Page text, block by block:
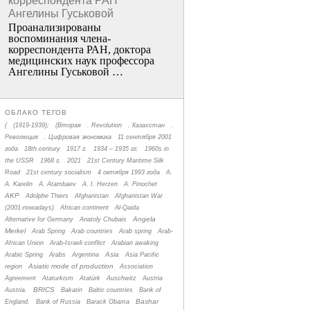
Ангелины Гуськовой
Проанализированы
воспоминания члена­
корреспондента РАН, доктора
медицинских наук профессора
Ангелины Гуськовой …
ОБЛАКО ТЕГОВ
( (1919-1939); (Вторая . Revolution . Казахстан
.
Революция
. Цифровая экономика
11 сентября 2001
года
18th century 1917 г. 1934 – 1935 гг.
1960s in
the USSR
1968 г. 2021
21st Century Maritime Silk
Road
21st century socialism 4 октября 1993 года
A.
A. Karelin
A. Atambaev A. I. Herzen A. Pinochet
AKP Adolphe Thiers Afghanistan
Afghanistan War
(2001-nowadays)
African continent
Al-Qaida
Alternative for Germany
Anatoly Chubais
Angela
Merkel
Arab Spring Arab countries Arab spring
Arab-
African Union
Arab-Israeli conflict
Arabian awaking
Arabic Spring
Arabs Argentina Asia
Asia Pacific
region
Asiatic mode of production
Association
Agreement
Ataturkism Atatürk Auschwitz
Austria
Austria.
BRICS Bakatin Baltic countries
Bank of
England.
Bank of Russia Barack Obama
Bashar